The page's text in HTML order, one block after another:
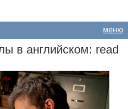
меню
в английском: read